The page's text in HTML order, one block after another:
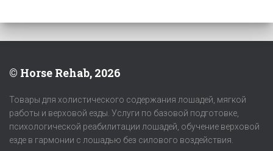
© Horse Rehab, 2026
Товары для холистического содержания лошадей, мягкой
работы и верховой езды. Услуги по базовой подготовке,
психологической реабилитации лошадей, обучение верховой
езде в гармонии с лошадью без силового воздействия.